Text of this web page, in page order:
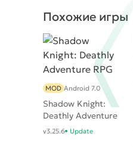
Похожие игры
Shadow Knight:
Deathly Adventure
RPG
MOD Android 7.0
v3.25.6 Update